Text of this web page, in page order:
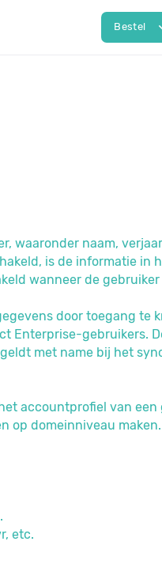
Bestel
waaronder naam,
is de informatie
wanneer de
door toegang te
Enterprise-gebruikers.
met name bij het
accountprofiel van
domeinniveau
etc.